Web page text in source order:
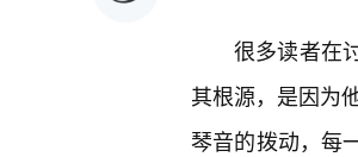
很多读者在
其根源，是因为
琴音的拨动，每